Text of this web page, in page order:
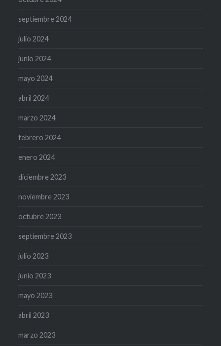
septiembre 2024
julio 2024
junio 2024
mayo 2024
abril 2024
marzo 2024
febrero 2024
enero 2024
diciembre 2023
noviembre 2023
octubre 2023
septiembre 2023
julio 2023
junio 2023
mayo 2023
abril 2023
marzo 2023